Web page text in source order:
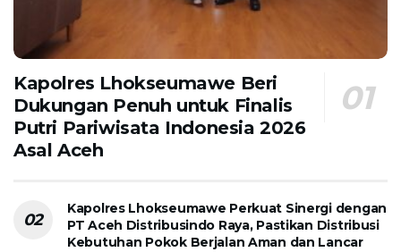
Kapolres Lhokseumawe Beri
Dukungan Penuh untuk Finalis
Putri Pariwisata Indonesia 2026
Asal Aceh
Kapolres Lhokseumawe Perkuat Sinergi dengan
PT Aceh Distribusindo Raya, Pastikan Distribusi
Kebutuhan Pokok Berjalan Aman dan Lancar